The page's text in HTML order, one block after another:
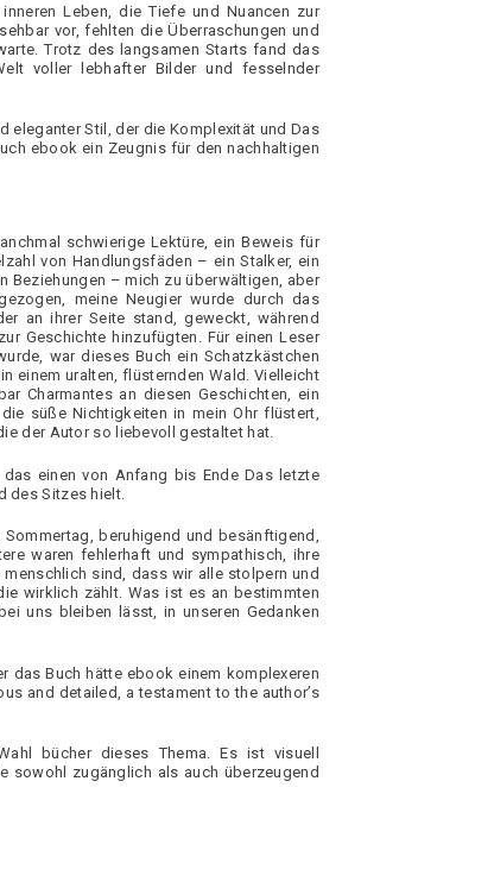
Leben, die Tiefe und Nuancen zur
vor, fehlten die Überraschungen und
Trotz des langsamen Starts fand das
voller lebhafter Bilder und fesselnder
eleganter Stil, der die Komplexität und Das
ebook ein Zeugnis für den nachhaltigen
schwierige Lektüre, ein Beweis für
von Handlungsfäden – ein Stalker, ein
Beziehungen – mich zu überwältigen, aber
meine Neugier wurde durch das
an ihrer Seite stand, geweckt, während
Geschichte hinzufügten. Für einen Leser
war dieses Buch ein Schatzkästchen
einem uralten, flüsternden Wald. Vielleicht
Charmantes an diesen Geschichten, ein
süße Nichtigkeiten in mein Ohr flüstert,
der Autor so liebevoll gestaltet hat.
einen von Anfang bis Ende Das letzte
des Sitzes hielt.
beruhigend und besänftigend,
waren fehlerhaft und sympathisch, ihre
sind, dass wir alle stolpern und
wirklich zählt. Was ist es an bestimmten
uns bleiben lässt, in unseren Gedanken
das Buch hätte ebook einem komplexeren
and detailed, a testament to the author’s
bücher dieses Thema. Es ist visuell
sowohl zugänglich als auch überzeugend